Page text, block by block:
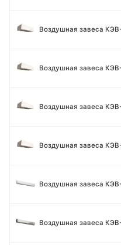
Воздушная завеса
Воздушная завеса
Воздушная завеса
Воздушная завеса
Воздушная завеса
Воздушная завеса